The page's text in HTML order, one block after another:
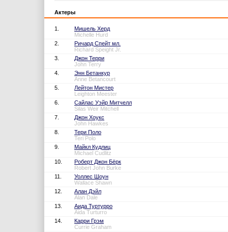
Актеры
1.
Мишель Херд
Michelle Hurd
2.
Ричард Спейт мл.
Richard Speight Jr.
3.
Джон Терри
John Terry
4.
Энн Бетанкур
Anne Betancourt
5.
Лейтон Мистер
Leighton Meester
6.
Сайлас Уэйр Митчелл
Silas Weir Mitchell
7.
Джон Хоукс
John Hawkes
8.
Тери Поло
Teri Polo
9.
Майкл Кудлиц
Michael Cudlitz
10.
Роберт Джон Бёрк
Robert John Burke
11.
Уоллес Шоун
Wallace Shawn
12.
Алан Дэйл
Alan Dale
13.
Аида Туртурро
Aida Turturro
14.
Карри Грэм
Currie Graham